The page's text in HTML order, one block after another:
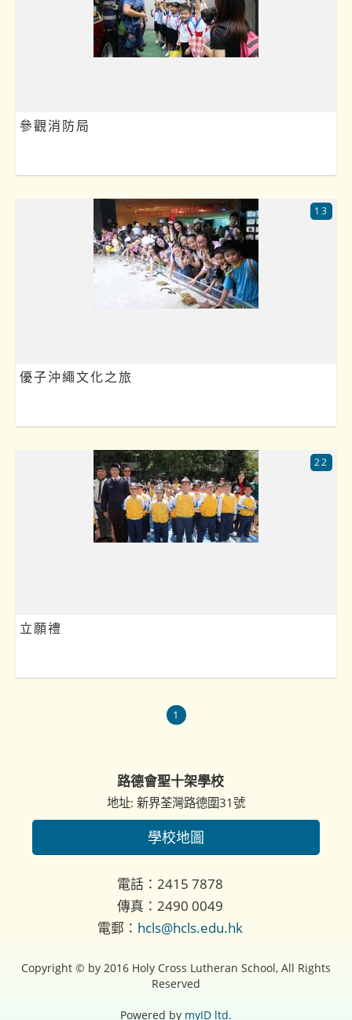
參觀消防局
優子沖繩文化之旅
13
立願禮
22
1
路德會聖十架學校
地址: 新界荃灣路德圍31號
學校地圖
電話：2415 7878
傳真：2490 0049
電郵： hcls@hcls.edu.hk
Copyright © by 2016 Holy Cross Lutheran School, All Rights
Reserved
Powered by myID ltd.